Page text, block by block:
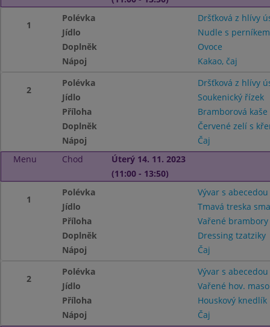
1
Polévka
Dršťková z hlívy
Jídlo
Nudle s
Doplněk
Ovoce
Nápoj
Kakao, čaj
2
Polévka
Dršťková z hlívy
Jídlo
Soukenický řízek
Příloha
Bramborová
Doplněk
Červené zelí s
Nápoj
Čaj
Menu
Chod
Úterý 14. 11. 2023
(11:00 - 13:50)
1
Polévka
Vývar s abecedou
Jídlo
Tmavá treska
Příloha
Vařené
Doplněk
Dressing tzatziky
Nápoj
Čaj
2
Polévka
Vývar s abecedou
Jídlo
Vařené hov.
Příloha
Houskový knedlík
Nápoj
Čaj